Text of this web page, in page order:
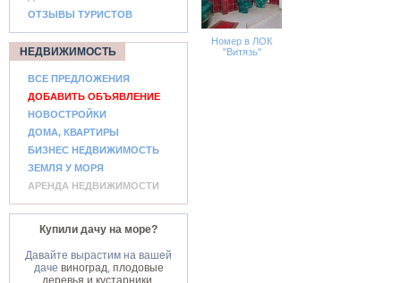
ОТЗЫВЫ ТУРИСТОВ
НЕДВИЖИМОСТЬ
ВСЕ ПРЕДЛОЖЕНИЯ
ДОБАВИТЬ ОБЪЯВЛЕНИЕ
НОВОСТРОЙКИ
ДОМА, КВАРТИРЫ
БИЗНЕС НЕДВИЖИМОСТЬ
ЗЕМЛЯ У МОРЯ
АРЕНДА НЕДВИЖИМОСТИ
Купили дачу на море?
Давайте вырастим на вашей
даче виноград, плодовые
деревья и кустарники
Номер в ЛОК
"Витязь"